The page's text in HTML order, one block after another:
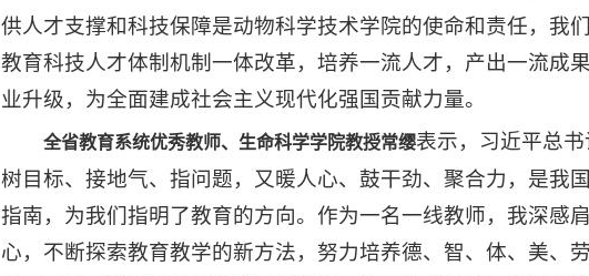
供人才支撑和科技保障是动物科学技术学院的使命和责任，我
教育科技人才体制机制一体改革，培养一流人才，产出一流成
业升级，为全面建成社会主义现代化强国贡献力量。
全省教育系统优秀教师、生命科学学院教授常缨表示，习近平总
树目标、接地气、指问题，又暖人心、鼓干劲、聚合力，是我
指南，为我们指明了教育的方向。作为一名一线教师，我深感
心，不断探索教育教学的新方法，努力培养德、智、体、美、